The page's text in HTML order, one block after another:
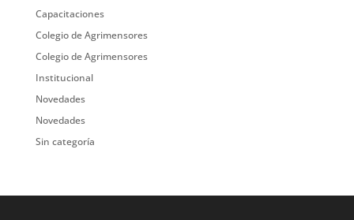
Capacitaciones
Colegio de Agrimensores
Colegio de Agrimensores
Institucional
Novedades
Novedades
Sin categoría